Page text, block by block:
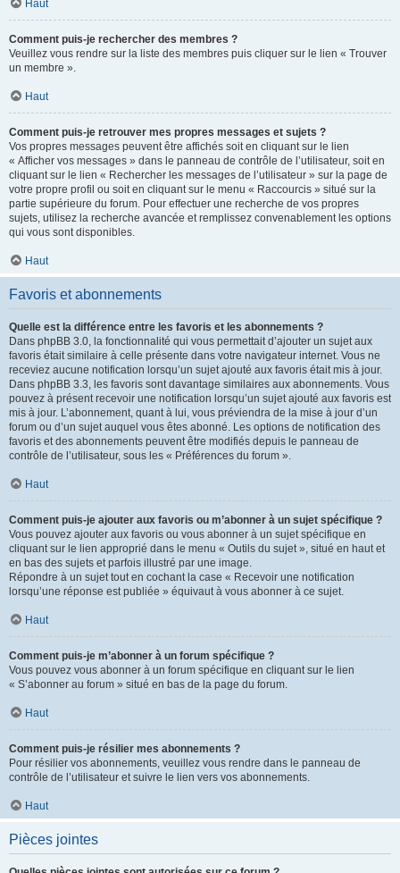
Haut
Comment puis-je rechercher des membres ?
Veuillez vous rendre sur la liste des membres puis cliquer sur le lien « Trouver
un membre ».
Haut
Comment puis-je retrouver mes propres messages et sujets ?
Vos propres messages peuvent être affichés soit en cliquant sur le lien
« Afficher vos messages » dans le panneau de contrôle de l’utilisateur, soit en
cliquant sur le lien « Rechercher les messages de l’utilisateur » sur la page de
votre propre profil ou soit en cliquant sur le menu « Raccourcis » situé sur la
partie supérieure du forum. Pour effectuer une recherche de vos propres
sujets, utilisez la recherche avancée et remplissez convenablement les options
qui vous sont disponibles.
Haut
Favoris et abonnements
Quelle est la différence entre les favoris et les abonnements ?
Dans phpBB 3.0, la fonctionnalité qui vous permettait d’ajouter un sujet aux
favoris était similaire à celle présente dans votre navigateur internet. Vous ne
receviez aucune notification lorsqu’un sujet ajouté aux favoris était mis à jour.
Dans phpBB 3.3, les favoris sont davantage similaires aux abonnements. Vous
pouvez à présent recevoir une notification lorsqu’un sujet ajouté aux favoris est
mis à jour. L’abonnement, quant à lui, vous préviendra de la mise à jour d’un
forum ou d’un sujet auquel vous êtes abonné. Les options de notification des
favoris et des abonnements peuvent être modifiés depuis le panneau de
contrôle de l’utilisateur, sous les « Préférences du forum ».
Haut
Comment puis-je ajouter aux favoris ou m’abonner à un sujet spécifique ?
Vous pouvez ajouter aux favoris ou vous abonner à un sujet spécifique en
cliquant sur le lien approprié dans le menu « Outils du sujet », situé en haut et
en bas des sujets et parfois illustré par une image.
Répondre à un sujet tout en cochant la case « Recevoir une notification
lorsqu’une réponse est publiée » équivaut à vous abonner à ce sujet.
Haut
Comment puis-je m’abonner à un forum spécifique ?
Vous pouvez vous abonner à un forum spécifique en cliquant sur le lien
« S’abonner au forum » situé en bas de la page du forum.
Haut
Comment puis-je résilier mes abonnements ?
Pour résilier vos abonnements, veuillez vous rendre dans le panneau de
contrôle de l’utilisateur et suivre le lien vers vos abonnements.
Haut
Pièces jointes